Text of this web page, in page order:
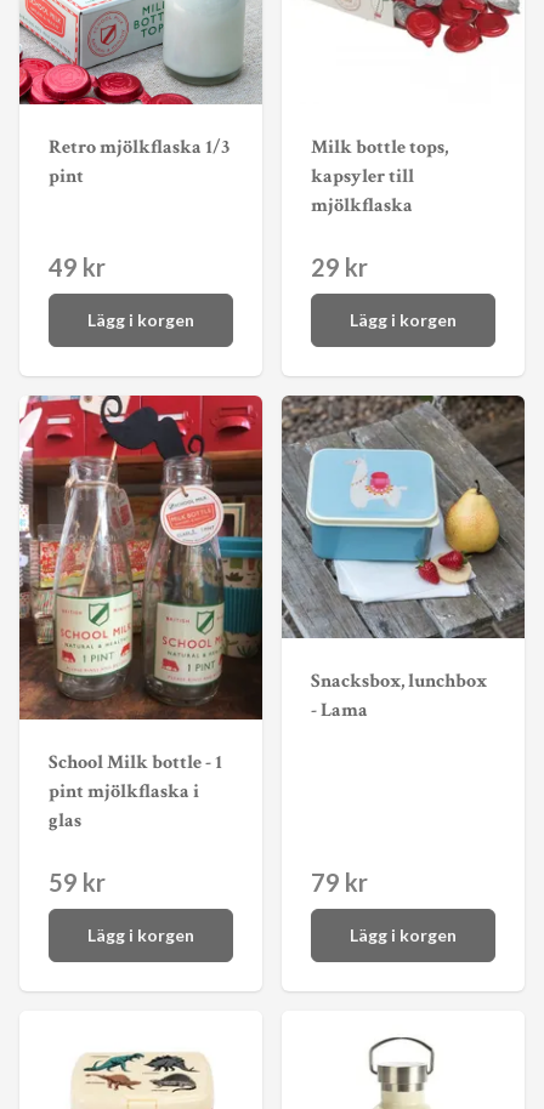
Retro mjölkflaska 1/3
pint
49 kr
Lägg i korgen
Milk bottle tops,
kapsyler till
mjölkflaska
29 kr
Lägg i korgen
School Milk bottle - 1
pint mjölkflaska i
glas
59 kr
Lägg i korgen
Snacksbox, lunchbox
- Lama
79 kr
Lägg i korgen